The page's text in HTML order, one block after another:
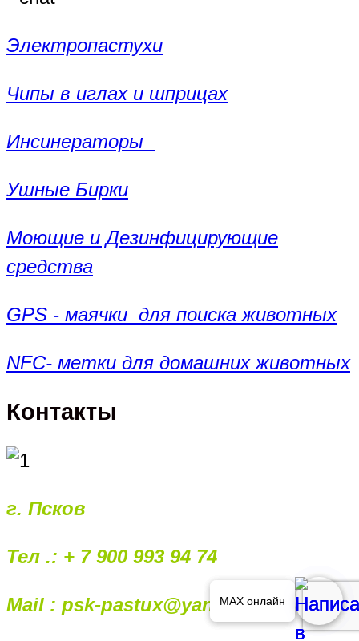
Электропастухи
Чипы в иглах и шприцах
Инсинераторы
Ушные Бирки
Моющие и Дезинфицирующие
средства
GPS - маячки для поиска животных
NFC- метки для домашних животных
Контакты
г. Псков
Тел .: + 7 900 993 94 74
Mail : psk-pastux@yandex.ru
MAX онлайн
MAX онлайн
MAX онлайн